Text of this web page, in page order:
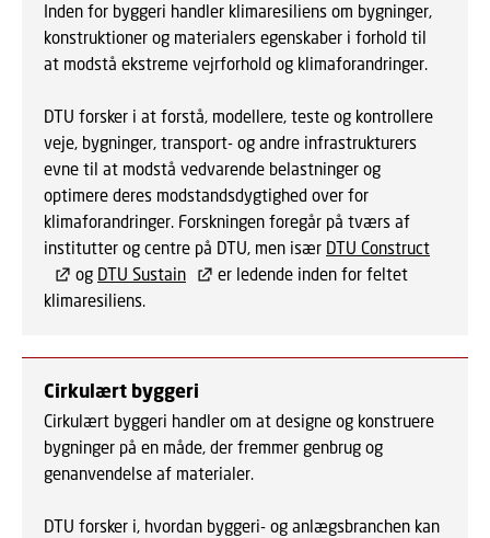
Inden for byggeri handler klimaresiliens om bygninger,
konstruktioner og materialers egenskaber i forhold til
at modstå ekstreme vejrforhold og klimaforandringer.
DTU forsker i at forstå, modellere, teste og kontrollere
veje, bygninger, transport- og andre infrastrukturers
evne til at modstå vedvarende belastninger og
optimere deres modstandsdygtighed over for
klimaforandringer. Forskningen foregår på tværs af
institutter og centre på DTU, men især DTU Construct
og DTU Sustain
er ledende inden for feltet
klimaresiliens.
Cirkulært byggeri
Cirkulært byggeri handler om at designe og konstruere
bygninger på en måde, der fremmer genbrug og
genanvendelse af materialer.
DTU forsker i, hvordan byggeri- og anlægsbranchen kan